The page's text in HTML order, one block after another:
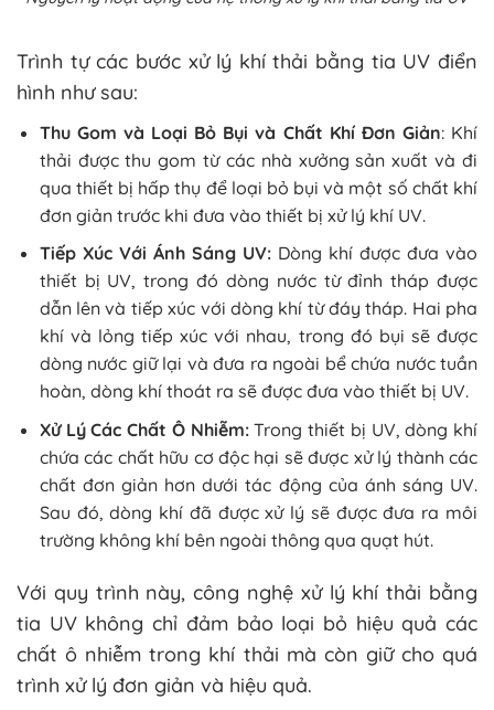
Trình tự các bước xử lý khí thải bằng tia UV điển
hình như sau:
Thu Gom và Loại Bỏ Bụi và Chất Khí Đơn Giản: Khí
thải được thu gom từ các nhà xưởng sản xuất và đi
qua thiết bị hấp thụ để loại bỏ bụi và một số chất khí
đơn giản trước khi đưa vào thiết bị xử lý khí UV.
Tiếp Xúc Với Ánh Sáng UV:Dòng khí được đưa vào
thiết bị UV, trong đó dòng nước từ đỉnh tháp được
dẫn lên và tiếp xúc với dòng khí từ đáy tháp. Hai pha
khí và lỏng tiếp xúc với nhau, trong đó bụi sẽ được
dòng nước giữ lại và đưa ra ngoài bể chứa nước tuần
hoàn, dòng khí thoát ra sẽ được đưa vào thiết bị UV.
Xử Lý Các Chất Ô Nhiễm:Trong thiết bị UV, dòng khí
chứa các chất hữu cơ độc hại sẽ được xử lý thành các
chất đơn giản hơn dưới tác động của ánh sáng UV.
Sau đó, dòng khí đã được xử lý sẽ được đưa ra môi
trường không khí bên ngoài thông qua quạt hút.
Với quy trình này, công nghệ xử lý khí thải bằng
tia UV không chỉ đảm bảo loại bỏ hiệu quả các
chất ô nhiễm trong khí thải mà còn giữ cho quá
trình xử lý đơn giản và hiệu quả.